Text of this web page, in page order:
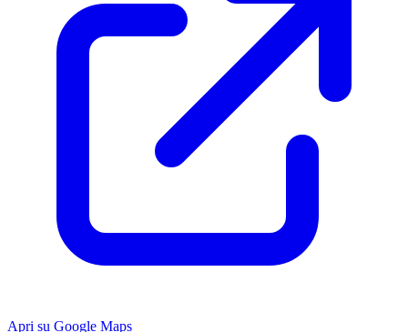
Apri su Google MapsKeyboard shortcuts